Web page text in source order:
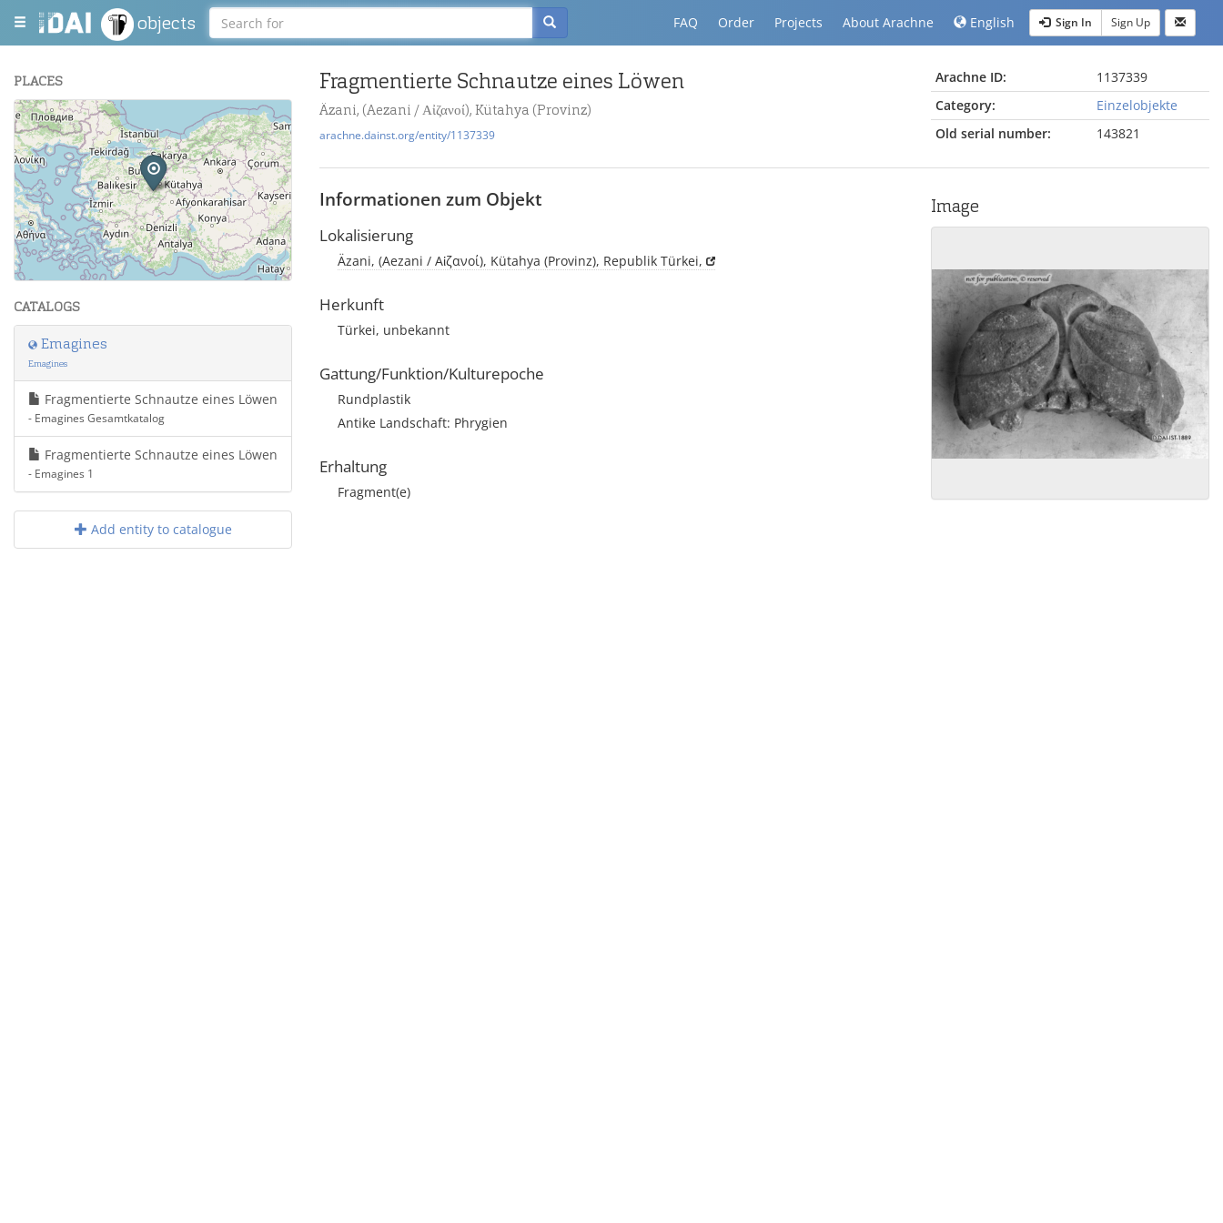
objects FAQ Order Projects About Arachne English Sign In Sign Up
PLACES
+
−
Leaflet | Maps and Data ©OpenStreetMap.
CATALOGS
Emagines
Emagines
Fragmentierte Schnautze eines Löwen
- Emagines Gesamtkatalog
Fragmentierte Schnautze eines Löwen
- Emagines 1
Add entity to catalogue
Fragmentierte Schnautze eines Löwen
Äzani, (Aezani / Αἰζανοί), Kütahya (Provinz)
arachne.dainst.org/entity/1137339
Arachne ID:
1137339
Category:
Einzelobjekte
Old serial number:
143821
Informationen zum Objekt
Lokalisierung
Äzani, (Aezani / Αἰζανοί), Kütahya (Provinz), Republik Türkei,
Herkunft
Türkei, unbekannt
Gattung/Funktion/Kulturepoche
Rundplastik
Antike Landschaft: Phrygien
Erhaltung
Fragment(e)
Image